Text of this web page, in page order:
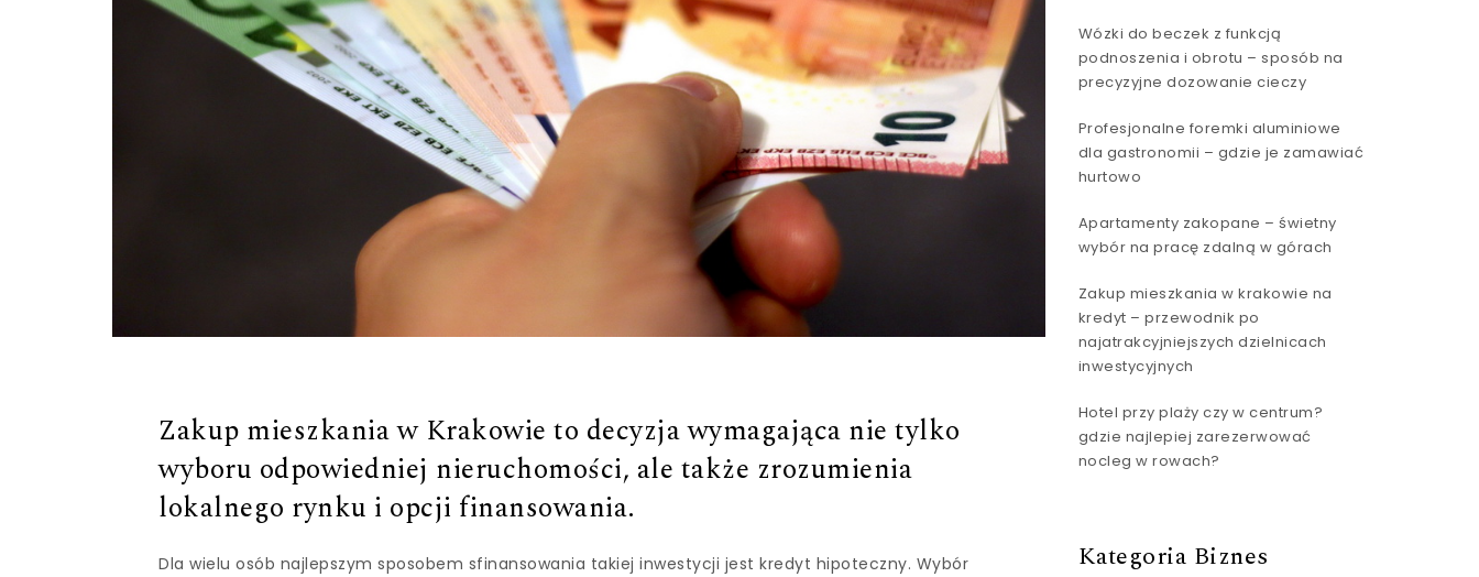
Zakup mieszkania w Krakowie to decyzja wymagająca nie tylko
wyboru odpowiedniej nieruchomości, ale także zrozumienia
lokalnego rynku i opcji finansowania.
Dla wielu osób najlepszym sposobem sfinansowania takiej inwestycji jest kredyt hipoteczny. Wybór
Wózki do beczek z funkcją
podnoszenia i obrotu – sposób na
precyzyjne dozowanie cieczy
Profesjonalne foremki aluminiowe
dla gastronomii – gdzie je zamawiać
hurtowo
Apartamenty zakopane – świetny
wybór na pracę zdalną w górach
Zakup mieszkania w krakowie na
kredyt – przewodnik po
najatrakcyjniejszych dzielnicach
inwestycyjnych
Hotel przy plaży czy w centrum?
gdzie najlepiej zarezerwować
nocleg w rowach?
Kategoria Biznes